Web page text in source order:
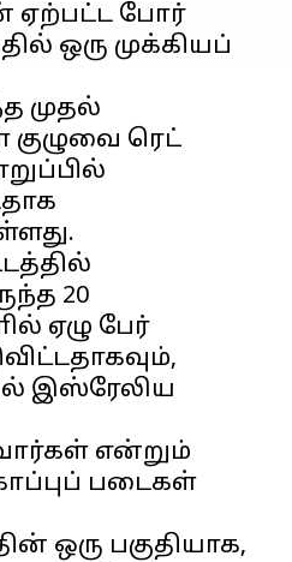
ஏற்பட்ட போர்
ஒரு முக்கியப்
முதல்
ரெட்
20
ஏழு பேர்
இஸ்ரேலிய
என்றும்
படைகள்
ஒரு பகுதியாக,